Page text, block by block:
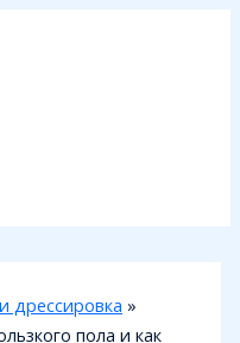
дрессировка
пола и как